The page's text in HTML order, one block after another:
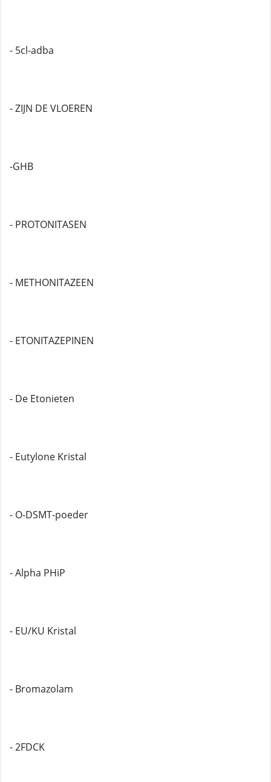
- 5cl-adba
- ZIJN DE VLOEREN
-GHB
- PROTONITASEN
- METHONITAZEEN
- ETONITAZEPINEN
- De Etonieten
- Eutylone Kristal
- O-DSMT-poeder
- Alpha PHiP
- EU/KU Kristal
- Bromazolam
- 2FDCK